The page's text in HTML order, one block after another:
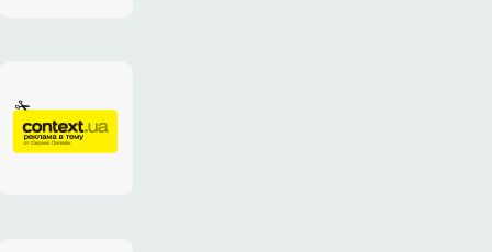
сайт
«CONTEXT.UA»